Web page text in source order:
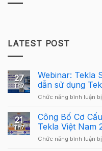
LATEST POST
27
Th7
Webinar: Tekla
dẫn sử dụng
Chức năng bình luận
21
Th7
Công Bố Cơ
Tekla Việt Nam
Chức năng bình luận